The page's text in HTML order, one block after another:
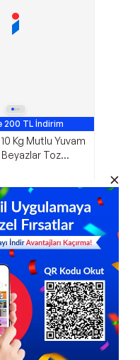
200 TL İndirim
Satan 2. Ürün
Kg Mutlu Yuvam
Toz
Ekonomi